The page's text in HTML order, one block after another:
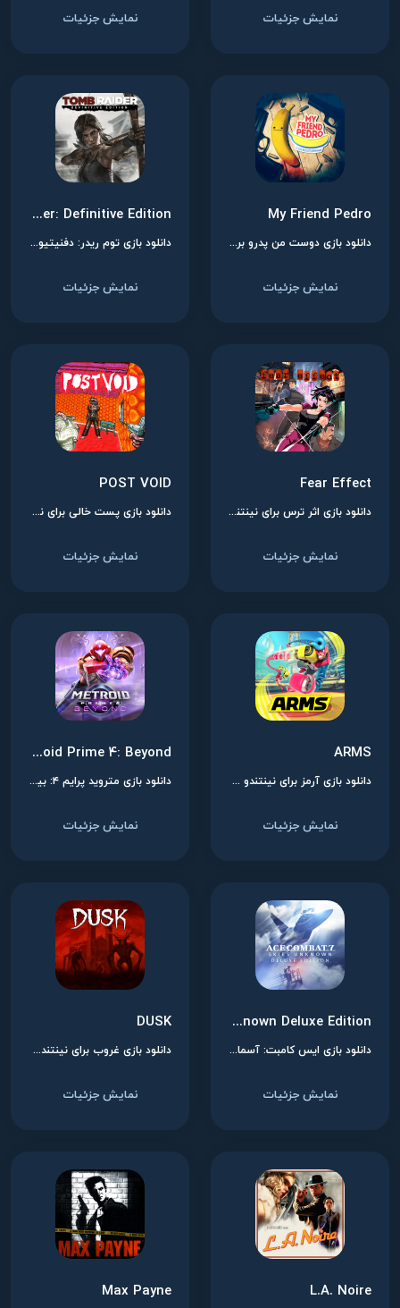
نمایش جزئیات نمایش جزئیات
My Friend Pedro
دانلود بازی دوست من پدرو برای نینتندو سوییچ
نمایش جزئیات
Tomb Raider: Definitive Edition
دانلود بازی توم ریدر: دفنیتیو ادیشن برای نینتندو سوییچ
نمایش جزئیات
Fear Effect
دانلود بازی اثر ترس برای نینتندو سوییچ
نمایش جزئیات
POST VOID
دانلود بازی پست خالی برای نینتندو سوییچ
نمایش جزئیات
ARMS
دانلود بازی آرمز برای نینتندو سوییچ
نمایش جزئیات
Metroid Prime 4: Beyond
دانلود بازی متروید پرایم ۴: بیاند برای نینتندو سوییچ
نمایش جزئیات
Ace Combat 7: Skies Unknown Deluxe Edition
دانلود بازی ایس کامبت: آسمان‌های ناشناس برای نینتندو سوییچ
نمایش جزئیات
DUSK
دانلود بازی غروب برای نینتندو سوییچ
نمایش جزئیات
L.A. Noire
Max Payne